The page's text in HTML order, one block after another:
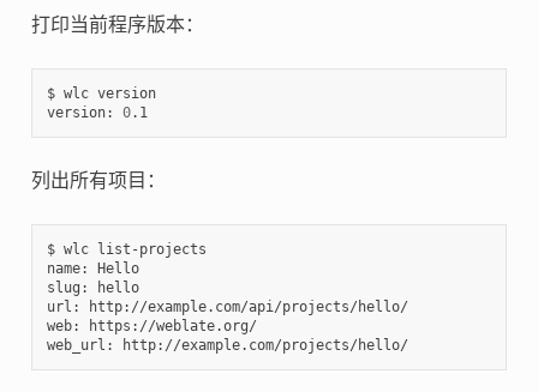
打印当前程序版本：
$ wlc version
version: 0 .1
列出所有项目：
$ wlc list-projects
name: Hello
slug: hello
url: http://example.com/api/projects/hello/
web: https://weblate.org/